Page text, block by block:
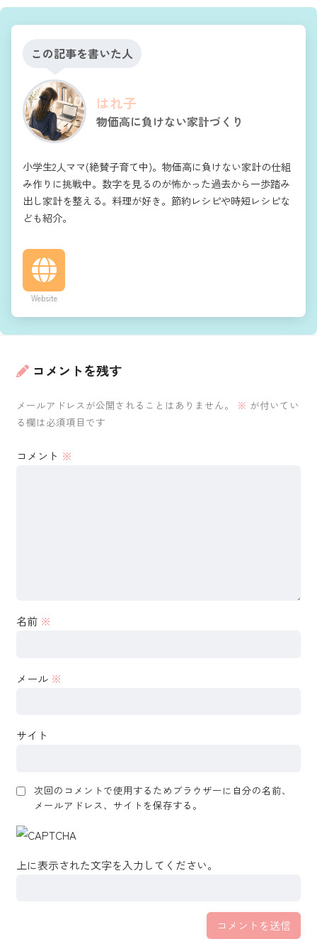
この記事を書いた人
はれ子
物価高に負けない家計づくり
小学生2人ママ(絶賛子育て中)。物価高に負けない家計の仕組
み作りに挑戦中。数字を見るのが怖かった過去から一歩踏み
出し家計を整える。料理が好き。節約レシピや時短レシピな
ども紹介。
Website
コメントを残す
メールアドレスが公開されることはありません。 ※ が付いてい
る欄は必須項目です
コメント ※
名前 ※
メール ※
サイト
次回のコメントで使用するためブラウザーに自分の名前、
メールアドレス、サイトを保存する。
上に表示された文字を入力してください。